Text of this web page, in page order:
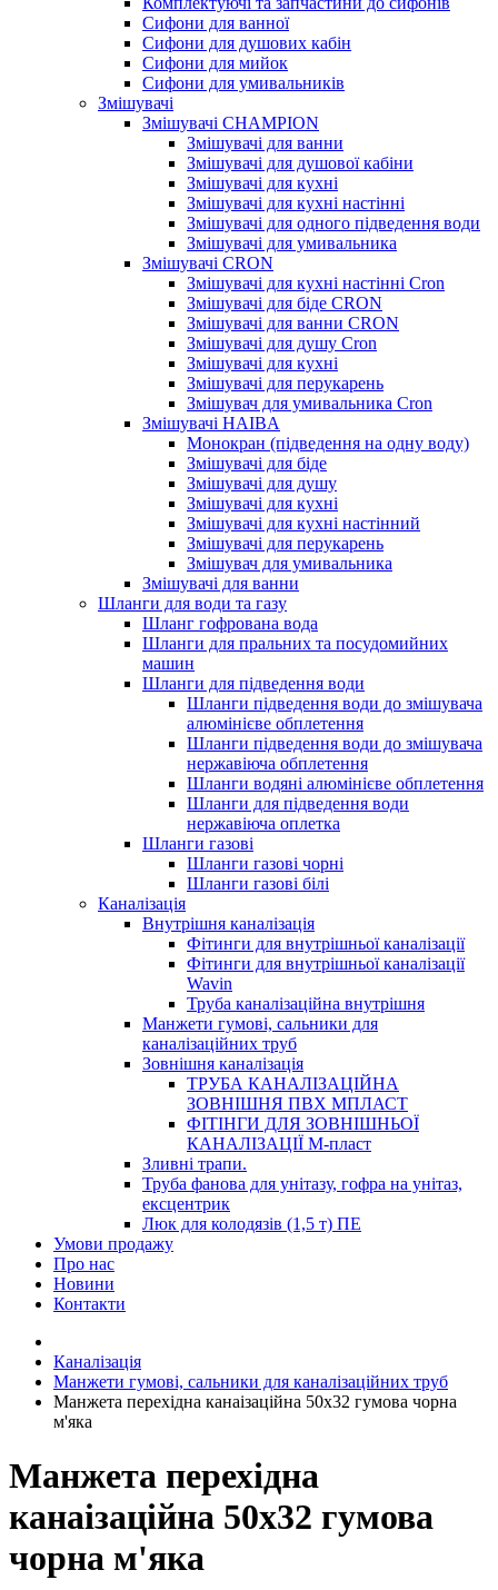
Сифони для ванної
Сифони для душових кабін
Сифони для мийок
Сифони для умивальників
Змішувачі
Змішувачі CHAMPION
Змішувачі для ванни
Змішувачі для душової кабіни
Змішувачі для кухні
Змішувачі для кухні настінні
Змішувачі для одного підведення води
Змішувачі для умивальника
Змішувачі CRON
Змішувачі для кухні настінні Cron
Змішувачі для біде CRON
Змішувачі для ванни CRON
Змішувачі для душу Cron
Змішувачі для кухні
Змішувачі для перукарень
Змішувач для умивальника Cron
Змішувачі HAIBA
Монокран (підведення на одну воду)
Змішувачі для біде
Змішувачі для душу
Змішувачі для кухні
Змішувачі для кухні настінний
Змішувачі для перукарень
Змішувач для умивальника
Змішувачі для ванни
Шланги для води та газу
Шланг гофрована вода
Шланги для пральних та посудомийних
машин
Шланги для підведення води
Шланги підведення води до змішувача
алюмінієве обплетення
Шланги підведення води до змішувача
нержавіюча обплетення
Шланги водяні алюмінієве обплетення
Шланги для підведення води
нержавіюча оплетка
Шланги газові
Шланги газові чорні
Шланги газові білі
Каналізація
Внутрішня каналізація
Фітинги для внутрішньої каналізації
Фітинги для внутрішньої каналізації
Wavin
Труба каналізаційна внутрішня
Манжети гумові, сальники для
каналізаційних труб
Зовнішня каналізація
ТРУБА КАНАЛІЗАЦІЙНА
ЗОВНІШНЯ ПВХ МПЛАСТ
ФІТІНГИ ДЛЯ ЗОВНІШНЬОЇ
КАНАЛІЗАЦІЇ М-пласт
Зливні трапи.
Труба фанова для унітазу, гофра на унітаз,
ексцентрик
Люк для колодязів (1,5 т) ПЕ
Умови продажу
Про нас
Новини
Контакти
Каналізація
Манжети гумові, сальники для каналізаційних труб
Манжета перехідна канаізаційна 50х32 гумова чорна
м'яка
Манжета перехідна
канаізаційна 50х32 гумова
чорна м'яка